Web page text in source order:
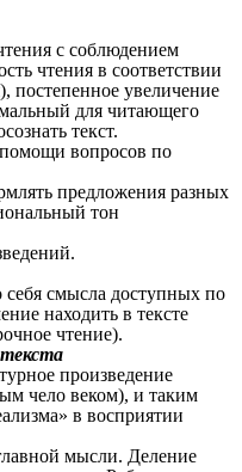
с соблюдением
чтения в соответствии
постепенное увеличение
для читающего
текст.
вопросов по
предложения разных
тон
смысла доступных по
находить в тексте
чтение).
произведение
чело веком), и таким
в восприятии
мысли. Деление